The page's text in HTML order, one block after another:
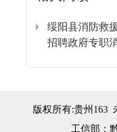
绥阳县消防救
招聘政府专职
版权所有:贵州163
工信部：